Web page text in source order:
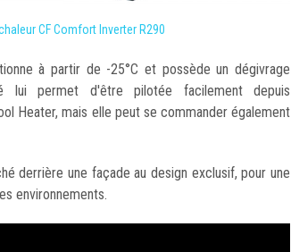
CF Comfort Inverter R290
à partir de -25°C et possède un dégivrage
lui permet d'être pilotée facilement depuis
Heater, mais elle peut se commander également
derrière une façade au design exclusif, pour une
environnements.